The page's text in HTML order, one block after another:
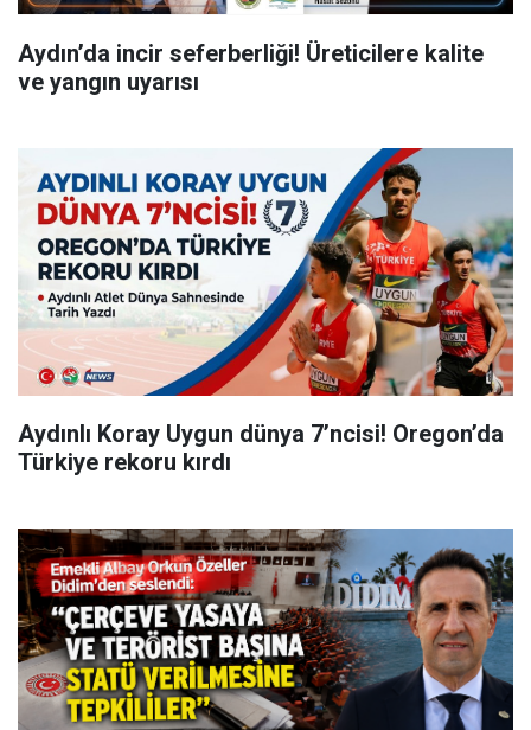
Aydın’da incir seferberliği! Üreticilere kalite
ve yangın uyarısı
Aydınlı Koray Uygun dünya 7’ncisi! Oregon’da
Türkiye rekoru kırdı